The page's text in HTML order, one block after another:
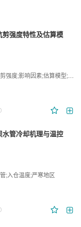
强度特性及估算模
;影响因素;估算模型;研究展望
管冷却机理与温控
;入仓温度;严寒地区